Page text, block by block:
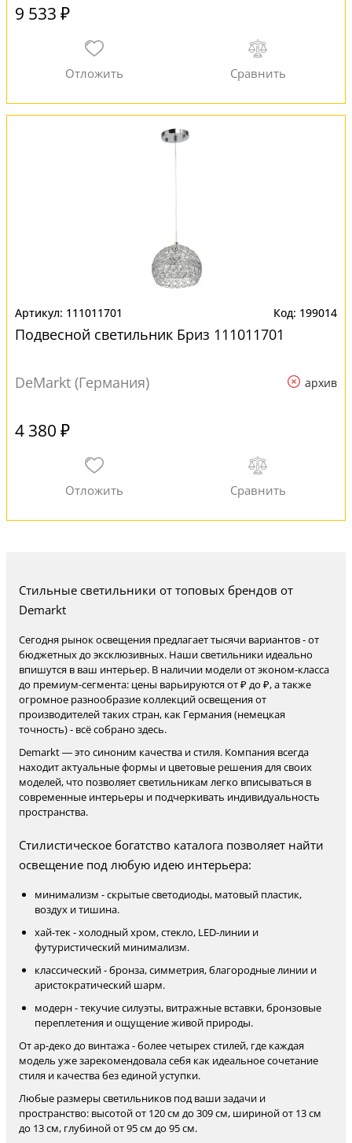
9 533 ₽
111011701 199014
Подвесной светильник Бриз 111011701
DeMarkt (Германия) архив
4 380 ₽
Стильные светильники от топовых брендов от
Demarkt
Сегодня рынок освещения предлагает тысячи вариантов - от
бюджетных до эксклюзивных. Наши светильники идеально
впишутся в ваш интерьер. В наличии модели от эконом-класса
до премиум-сегмента: цены варьируются от ₽ до ₽, а также
огромное разнообразие коллекций освещения от
производителей таких стран, как Германия (немецкая
точность) - всё собрано здесь.
Demarkt — это синоним качества и стиля. Компания всегда
находит актуальные формы и цветовые решения для своих
моделей, что позволяет светильникам легко вписываться в
современные интерьеры и подчеркивать индивидуальность
пространства.
Стилистическое богатство каталога позволяет найти
освещение под любую идею интерьера:
минимализм - скрытые светодиоды, матовый пластик,
воздух и тишина.
хай-тек - холодный хром, стекло, LED-линии и
футуристический минимализм.
классический - бронза, симметрия, благородные линии и
аристократический шарм.
модерн - текучие силуэты, витражные вставки, бронзовые
переплетения и ощущение живой природы.
От ар-деко до винтажа - более четырех стилей, где каждая
модель уже зарекомендовала себя как идеальное сочетание
стиля и качества без единой уступки.
Любые размеры светильников под ваши задачи и
пространство: высотой от 120 см до 309 см, шириной от 13 см
до 13 см, глубиной от 95 см до 95 см.